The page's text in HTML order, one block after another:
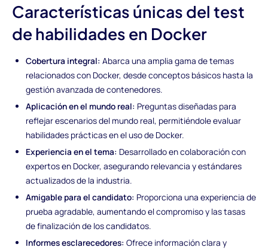
Características únicas del test
de habilidades en Docker
Cobertura integral: Abarca una amplia gama de temas
relacionados con Docker, desde conceptos básicos hasta la
gestión avanzada de contenedores.
Aplicación en el mundo real: Preguntas diseñadas para
reflejar escenarios del mundo real, permitiéndole evaluar
habilidades prácticas en el uso de Docker.
Experiencia en el tema: Desarrollado en colaboración con
expertos en Docker, asegurando relevancia y estándares
actualizados de la industria.
Amigable para el candidato: Proporciona una experiencia de
prueba agradable, aumentando el compromiso y las tasas
de finalización de los candidatos.
Informes esclarecedores: Ofrece información clara y